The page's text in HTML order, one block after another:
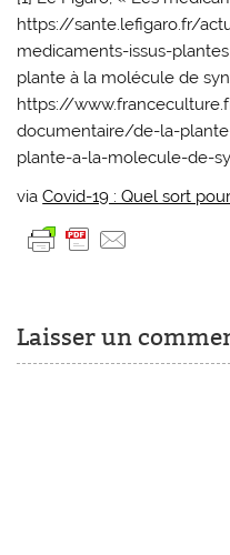
https://sante.lefigaro.fr/
medicaments-issus-
plante à la molécule de
https://
documentaire/de-la-
plante-a-la-molecule-de-
viaCovid-19 : Quel sort
Laisser un